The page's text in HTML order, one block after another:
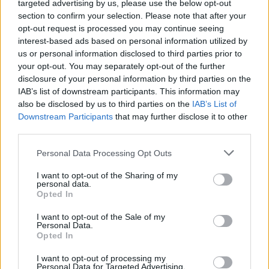
targeted advertising by us, please use the below opt-out
section to confirm your selection. Please note that after your
opt-out request is processed you may continue seeing
interest-based ads based on personal information utilized by
us or personal information disclosed to third parties prior to
your opt-out. You may separately opt-out of the further
disclosure of your personal information by third parties on the
IAB’s list of downstream participants. This information may
also be disclosed by us to third parties on the IAB’s List of
Downstream Participants that may further disclose it to other
Personal Data Processing Opt Outs
I want to opt-out of the Sharing of my
personal data.
Opted In
I want to opt-out of the Sale of my
Personal Data.
Opted In
I want to opt-out of processing my
Personal Data for Targeted Advertising.
μην λειτουργείς τόσο ανταγωνιστικά.
«Εγώ δεν είμαι καθόλου ανταγωνιστική.
Νιώθω πως τα καθημερινά έχουν άλλη
ένταση. Τα Σαββατοκύριακα είναι πιο
χαλαρά. Πιστεύω πως οι εκπομπές που
κάνουν επιτυχία το Σαββατοκύριακο δεν θα
είχαν την ίδια επιτυχία τις καθημερινές».
Συνεντεύξεις 18/11/2025
Δήμητρα Δερζέκου: «Λέω τη δική μου
αλήθεια»